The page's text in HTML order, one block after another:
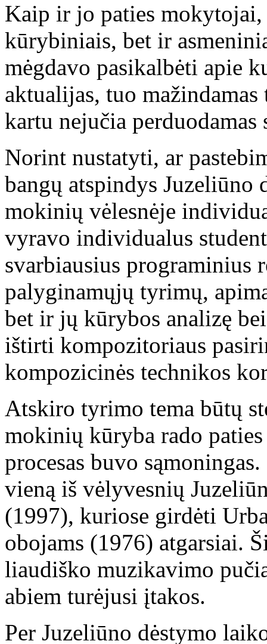
Kaip ir jo paties
kūrybiniais, bet ir
mėgdavo pasikalbėti apie
aktualijas, tuo
kartu nejučia perduodamas
Norint nustatyti, ar
bangų atspindys
mokinių vėlesnėje
vyravo individualus
svarbiausius programinius
palyginamųjų tyrimų,
bet ir jų kūrybos analizę
ištirti kompozitoriaus
kompozicinės technikos
Atskiro tyrimo tema būtų
mokinių kūryba rado
procesas buvo
vieną iš vėlyvesnių
(1997), kuriose girdėti
obojams (1976) atgarsiai.
liaudiško muzikavimo
abiem turėjusi įtakos.
Per Juzeliūno dėstymo